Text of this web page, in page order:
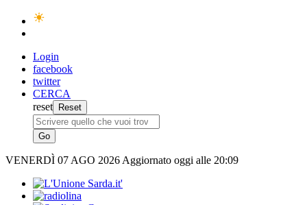
Login
facebook
twitter
CERCA
reset
VENERDÌ 07 AGO 2026 Aggiornato oggi alle 20:09